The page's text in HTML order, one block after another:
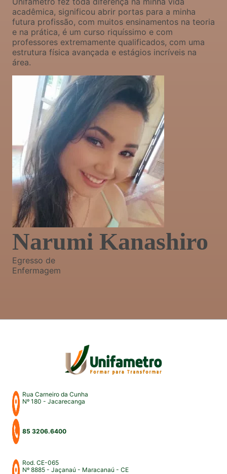
acadêmica, significou abrir portas para a minha
futura profissão, com muitos ensinamentos na teoria
e na prática, é um curso riquíssimo e com
professores extremamente qualificados, com uma
estrutura física avançada e estágios incríveis na
área.
Narumi Kanashiro
Egresso de
Enfermagem
Rua Carneiro da Cunha
Nº 180 - Jacarecanga
85 3206.6400
Rod. CE-065
Nº 8885 - Jaçanaú - Maracanaú - CE